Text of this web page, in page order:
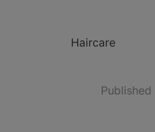
Haircare
Published